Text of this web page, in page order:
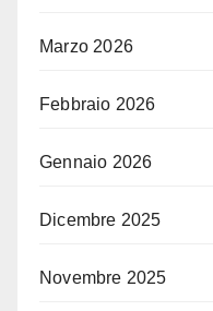
Marzo 2026
Febbraio 2026
Gennaio 2026
Dicembre 2025
Novembre 2025